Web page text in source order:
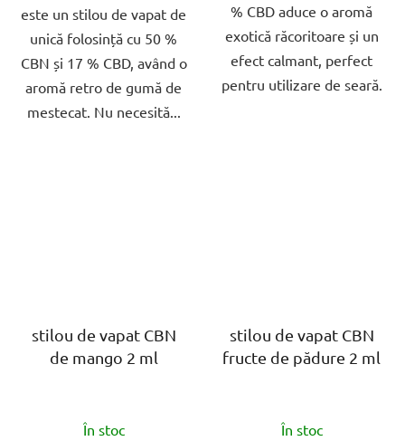
este un stilou de vapat de
unică folosință cu 50 %
CBN și 17 % CBD, având o
aromă retro de gumă de
mestecat. Nu necesită...
% CBD aduce o aromă
exotică răcoritoare și un
efect calmant, perfect
pentru utilizare de seară.
stilou de vapat CBN
de mango 2 ml
În stoc
stilou de vapat CBN
fructe de pădure 2 ml
În stoc